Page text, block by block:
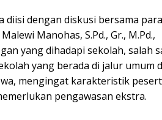
diisi dengan diskusi bersama
Manohas, S.Pd., Gr., M.Pd.,
yang dihadapi sekolah, salah
yang berada di jalur umum
mengingat karakteristik
pengawasan ekstra.